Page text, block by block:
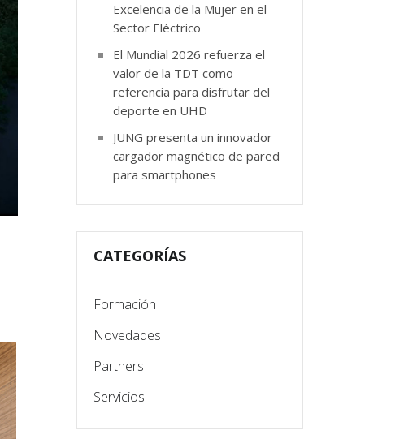
Excelencia de la Mujer en el
Sector Eléctrico
El Mundial 2026 refuerza el
valor de la TDT como
referencia para disfrutar del
deporte en UHD
JUNG presenta un innovador
cargador magnético de pared
para smartphones
CATEGORÍAS
Formación
Novedades
Partners
Servicios